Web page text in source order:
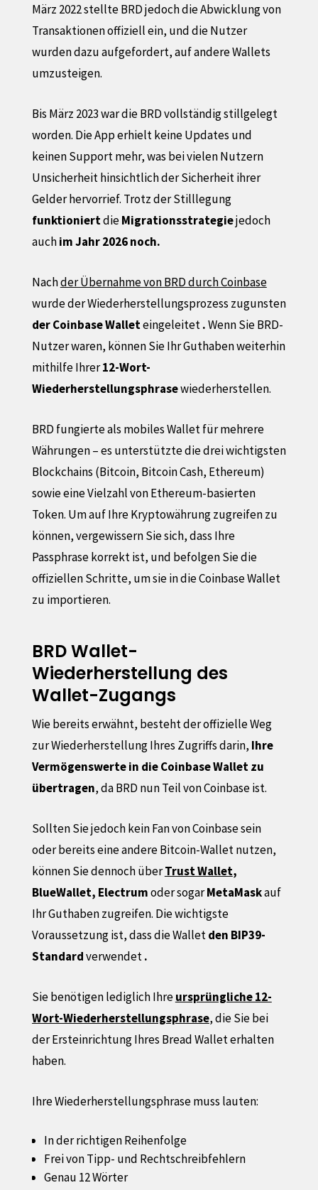
März 2022 stellte BRD jedoch die Abwicklung von
Transaktionen offiziell ein, und die Nutzer
wurden dazu aufgefordert, auf andere Wallets
umzusteigen.
Bis März 2023 war die BRD vollständig stillgelegt
worden. Die App erhielt keine Updates und
keinen Support mehr, was bei vielen Nutzern
Unsicherheit hinsichtlich der Sicherheit ihrer
Gelder hervorrief. Trotz der Stilllegung
funktioniertdieMigrationsstrategiejedoch
auchim Jahr 2026 noch.
Nachder Übernahme von BRD durch Coinbase
wurde der Wiederherstellungsprozess zugunsten
der Coinbase Walleteingeleitet.Wenn Sie BRD-
Nutzer waren, können Sie Ihr Guthaben weiterhin
mithilfe Ihrer12-Wort-
Wiederherstellungsphrasewiederherstellen.
BRD fungierte als mobiles Wallet für mehrere
Währungen – es unterstützte die drei wichtigsten
Blockchains (Bitcoin, Bitcoin Cash, Ethereum)
sowie eine Vielzahl von Ethereum-basierten
Token. Um auf Ihre Kryptowährung zugreifen zu
können, vergewissern Sie sich, dass Ihre
Passphrase korrekt ist, und befolgen Sie die
offiziellen Schritte, um sie in die Coinbase Wallet
zu importieren.
BRD Wallet-
Wiederherstellung des
Wallet-Zugangs
Wie bereits erwähnt, besteht der offizielle Weg
zur Wiederherstellung Ihres Zugriffs darin, Ihre
Vermögenswerte in die Coinbase Wallet zu
übertragen, da BRD nun Teil von Coinbase ist.
Sollten Sie jedoch kein Fan von Coinbase sein
oder bereits eine andere Bitcoin-Wallet nutzen,
können Sie dennoch überTrust Wallet,
BlueWallet, Electrumoder sogarMetaMaskauf
Ihr Guthaben zugreifen. Die wichtigste
Voraussetzung ist, dass die Walletden BIP39-
Standardverwendet.
Sie benötigen lediglich Ihreursprüngliche 12-
Wort-Wiederherstellungsphrase, die Sie bei
der Ersteinrichtung Ihres Bread Wallet erhalten
haben.
Ihre Wiederherstellungsphrase muss lauten:
In der richtigen Reihenfolge
Frei von Tipp- und Rechtschreibfehlern
Genau 12 Wörter